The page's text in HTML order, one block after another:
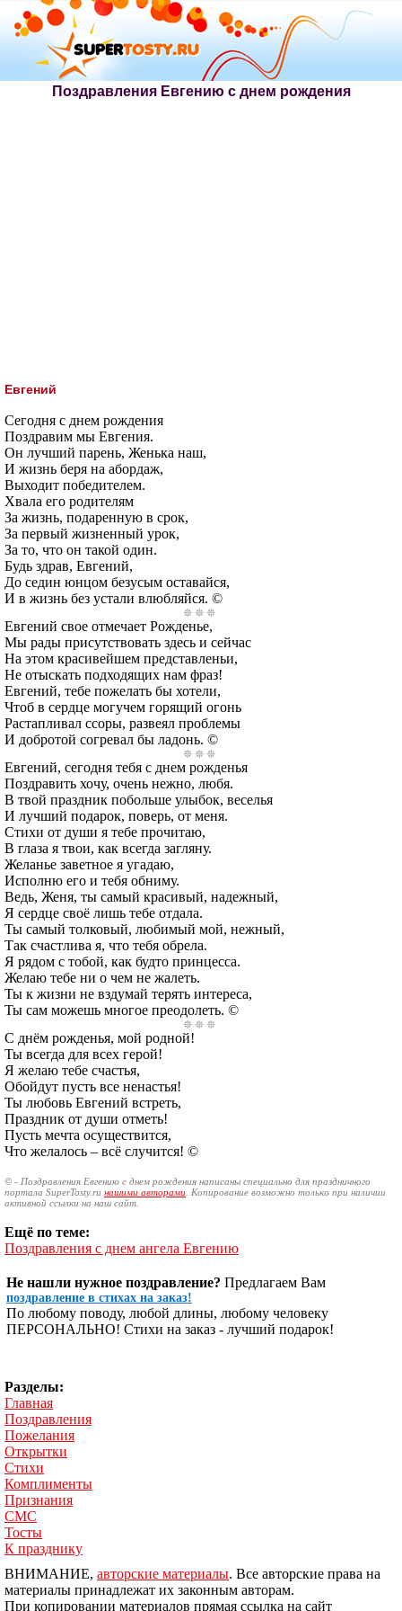
Поздравления Евгению с днем рождения
Евгений
Сегодня с днем рождения
Поздравим мы Евгения.
Он лучший парень, Женька наш,
И жизнь беря на абордаж,
Выходит победителем.
Хвала его родителям
За жизнь, подаренную в срок,
За первый жизненный урок,
За то, что он такой один.
Будь здрав, Евгений,
До седин юнцом безусым оставайся,
И в жизнь без устали влюбляйся. ©
Евгений свое отмечает Рожденье,
Мы рады присутствовать здесь и сейчас
На этом красивейшем представленьи,
Не отыскать подходящих нам фраз!
Евгений, тебе пожелать бы хотели,
Чтоб в сердце могучем горящий огонь
Растапливал ссоры, развеял проблемы
И добротой согревал бы ладонь. ©
Евгений, сегодня тебя с днем рожденья
Поздравить хочу, очень нежно, любя.
В твой праздник побольше улыбок, веселья
И лучший подарок, поверь, от меня.
Стихи от души я тебе прочитаю,
В глаза я твои, как всегда загляну.
Желанье заветное я угадаю,
Исполню его и тебя обниму.
Ведь, Женя, ты самый красивый, надежный,
Я сердце своё лишь тебе отдала.
Ты самый толковый, любимый мой, нежный,
Так счастлива я, что тебя обрела.
Я рядом с тобой, как будто принцесса.
Желаю тебе ни о чем не жалеть.
Ты к жизни не вздумай терять интереса,
Ты сам можешь многое преодолеть. ©
С днём рожденья, мой родной!
Ты всегда для всех герой!
Я желаю тебе счастья,
Обойдут пусть все ненастья!
Ты любовь Евгений встреть,
Праздник от души отметь!
Пусть мечта осуществится,
Что желалось – всё случится! ©
© - Поздравления Евгению с днем рождения написаны специально для праздничного
портала SuperTosty.ru нашими авторами . Копирование возможно только при наличии
активной ссылки на наш сайт.
Ещё по теме:
Поздравления с днем ангела Евгению
Не нашли нужное поздравление? Предлагаем Вам
поздравление в стихах на заказ!
По любому поводу, любой длины, любому человеку
ПЕРСОНАЛЬНО! Стихи на заказ - лучший подарок!
Разделы:
Главная
Поздравления
Пожелания
Открытки
Стихи
Комплименты
Признания
СМС
Тосты
К празднику
ВНИМАНИЕ, авторские материалы. Все авторские права на
материалы принадлежат их законным авторам.
При копировании материалов прямая ссылка на сайт